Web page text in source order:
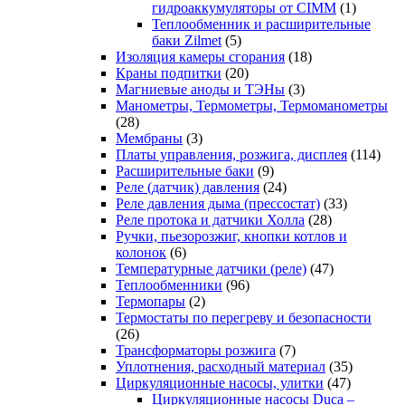
гидроаккумуляторы от CIMM (1)
Теплообменник и расширительные
баки Zilmet (5)
Изоляция камеры сгорания (18)
Краны подпитки (20)
Магниевые аноды и ТЭНы (3)
Манометры, Термометры, Термоманометры
(28)
Мембраны (3)
Платы управления, розжига, дисплея (114)
Расширительные баки (9)
Реле (датчик) давления (24)
Реле давления дыма (прессостат) (33)
Реле протока и датчики Холла (28)
Ручки, пьезорозжиг, кнопки котлов и
колонок (6)
Температурные датчики (реле) (47)
Теплообменники (96)
Термопары (2)
Термостаты по перегреву и безопасности
(26)
Трансформаторы розжига (7)
Уплотнения, расходный материал (35)
Циркуляционные насосы, улитки (47)
Циркуляционные насосы Duca –